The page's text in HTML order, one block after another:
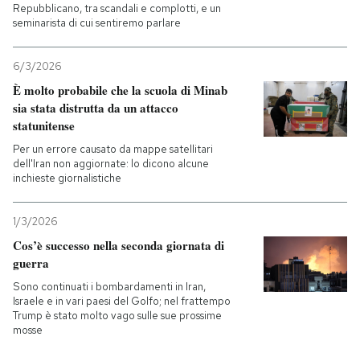
Repubblicano, tra scandali e complotti, e un
seminarista di cui sentiremo parlare
6/3/2026
È molto probabile che la scuola di Minab
sia stata distrutta da un attacco
statunitense
Per un errore causato da mappe satellitari
dell'Iran non aggiornate: lo dicono alcune
inchieste giornalistiche
1/3/2026
Cos’è successo nella seconda giornata di
guerra
Sono continuati i bombardamenti in Iran,
Israele e in vari paesi del Golfo; nel frattempo
Trump è stato molto vago sulle sue prossime
mosse